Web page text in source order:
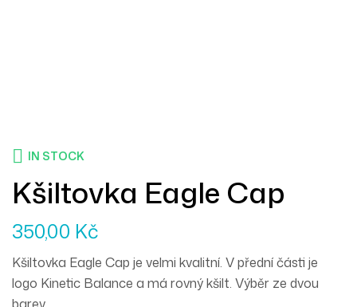
IN STOCK
Kšiltovka Eagle Cap
350,00 Kč
Kšiltovka Eagle Cap je velmi kvalitní. V přední části je
logo Kinetic Balance a má rovný kšilt. Výběr ze dvou